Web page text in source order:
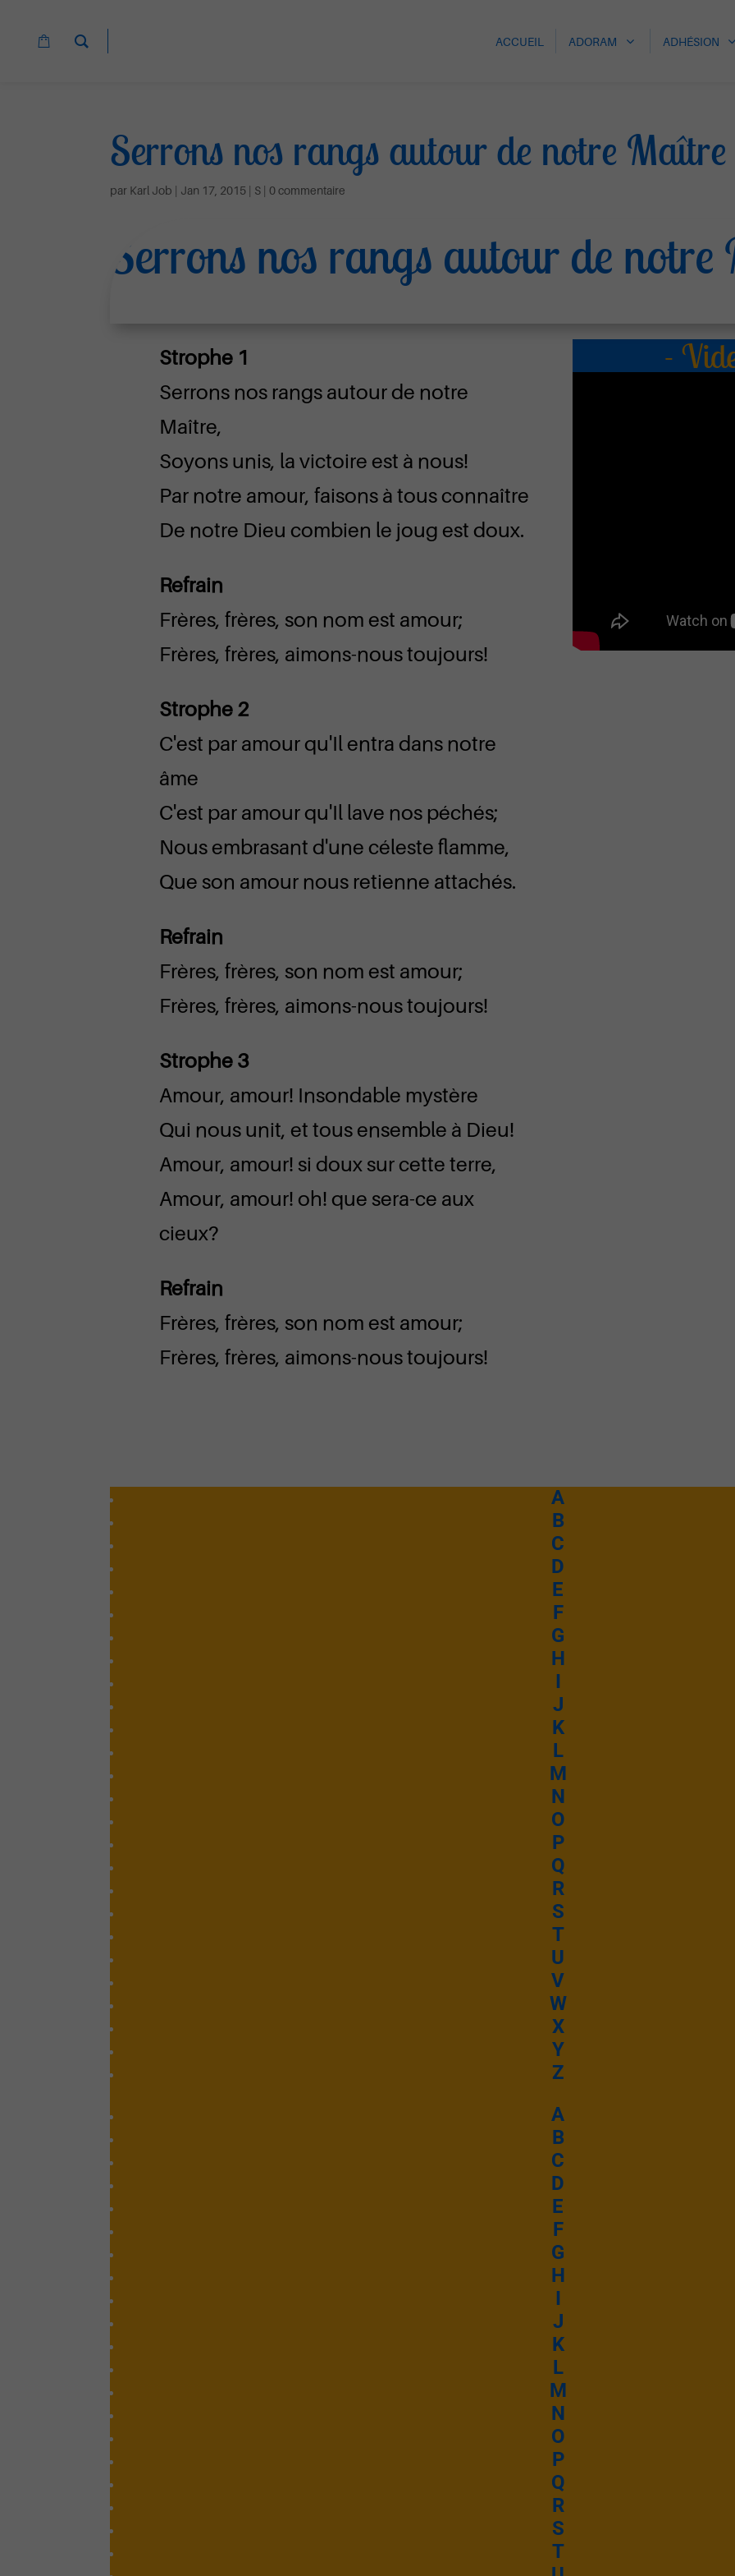
ACCUEIL ADORAM ADHÉSION
Serrons nos rangs autour de notre Maître
par Karl Job | Jan 17, 2015 | S | 0 commentaire
Serrons nos rangs autour de notre
Strophe 1
Serrons nos rangs autour de notre
Maître,
Soyons unis, la victoire est à nous!
Par notre amour, faisons à tous connaître
De notre Dieu combien le joug est doux.
Refrain
Frères, frères, son nom est amour;
Frères, frères, aimons-nous toujours!
Strophe 2
C'est par amour qu'Il entra dans notre
âme
C'est par amour qu'Il lave nos péchés;
Nous embrasant d'une céleste flamme,
Que son amour nous retienne attachés.
Refrain
Frères, frères, son nom est amour;
Frères, frères, aimons-nous toujours!
Strophe 3
Amour, amour! Insondable mystère
Qui nous unit, et tous ensemble à Dieu!
Amour, amour! si doux sur cette terre,
Amour, amour! oh! que sera-ce aux
cieux?
Refrain
Frères, frères, son nom est amour;
Frères, frères, aimons-nous toujours!
-
A
B
C
D
E
F
G
H
I
J
K
L
M
N
O
P
Q
R
S
T
U
V
W
X
Y
Z
A
B
C
D
E
F
G
H
I
J
K
L
M
N
O
P
Q
R
S
T